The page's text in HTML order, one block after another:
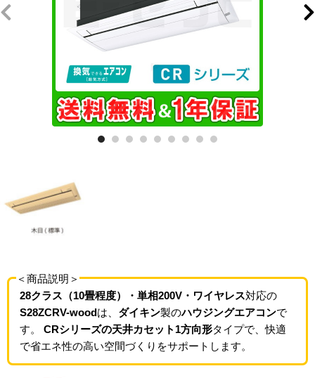
＜商品説明＞
28クラス（10畳程度）・単相200V・ワイヤレス対応の
S28ZCRV-woodは、 ダイキン製のハウジングエアコンで
す。 CRシリーズの天井カセット1方向形タイプで、快適
で省エネ性の高い空間づくりをサポートします。